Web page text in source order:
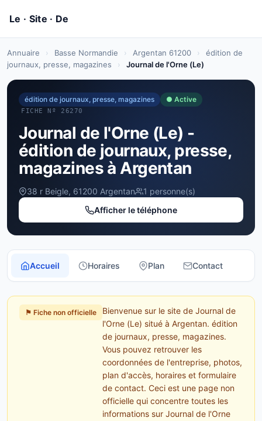
Annuaire › Basse Normandie › Argentan 61200 ›
édition de
journaux, presse, magazines
› Journal de l'Orne (Le)
édition de journaux, presse, magazines ● Active
FICHE Nº 26270
Journal de l'Orne (Le) -
édition de journaux, presse,
magazines à Argentan
38 r Beigle, 61200 Argentan
1 personne(s)
Afficher le téléphone
Accueil Horaires Plan Contact
⚑ Fiche non officielle
Bienvenue sur le site de Journal de
l'Orne (Le) situé à Argentan. édition
de journaux, presse, magazines.
Vous pouvez retrouver les
coordonnées de l'entreprise, photos,
plan d'accès, horaires et formulaire
de contact. Ceci est une page non
officielle qui concentre toutes les
informations sur Journal de l'Orne